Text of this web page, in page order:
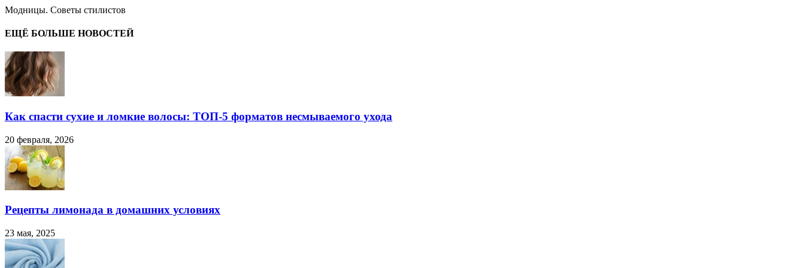
Модницы. Советы стилистов
ЕЩЁ БОЛЬШЕ НОВОСТЕЙ
Как спасти сухие и ломкие волосы: ТОП-5 форматов несмываемого ухода
20 февраля, 2026
Рецепты лимонада в домашних условиях
23 мая, 2025